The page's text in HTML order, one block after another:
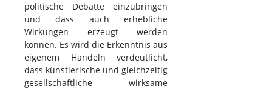
politische Debatte einzubringen
und dass auch erhebliche
Wirkungen erzeugt werden
können. Es wird die Erkenntnis aus
eigenem Handeln verdeutlicht,
dass künstlerische und gleichzeitig
gesellschaftliche wirksame